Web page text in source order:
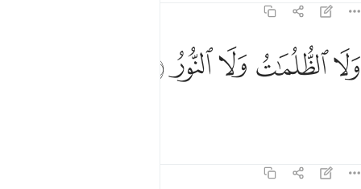
ولا الظلمات ولا النور ٢٠
وَلَا ٱلظُّلُمَـٰتُ وَلَا ٱلنُّورُ ٢٠
ﱆﱇ ﱈﱉﱊ